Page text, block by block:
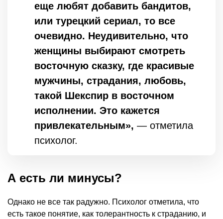
еще любят добавить бандитов,
или турецкий сериал, то все
очевидно. Неудивительно, что
женщины выбирают смотреть
восточную сказку, где красивые
мужчины, страдания, любовь,
такой Шекспир в восточном
исполнении. Это кажется
привлекательным», — отметила
психолог.
А есть ли минусы?
Однако не все так радужно. Психолог отметила, что
есть такое понятие, как толерантность к страданию, и